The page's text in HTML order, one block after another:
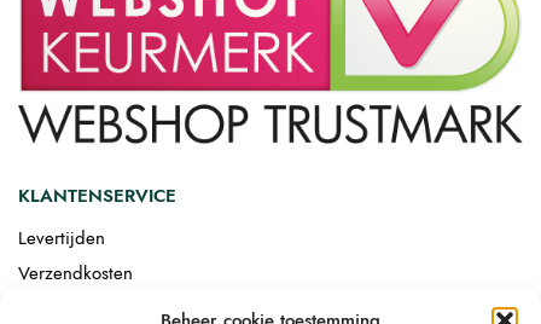
KLANTENSERVICE
Levertijden
Verzendkosten
Afgemonteerd laten bezorgen